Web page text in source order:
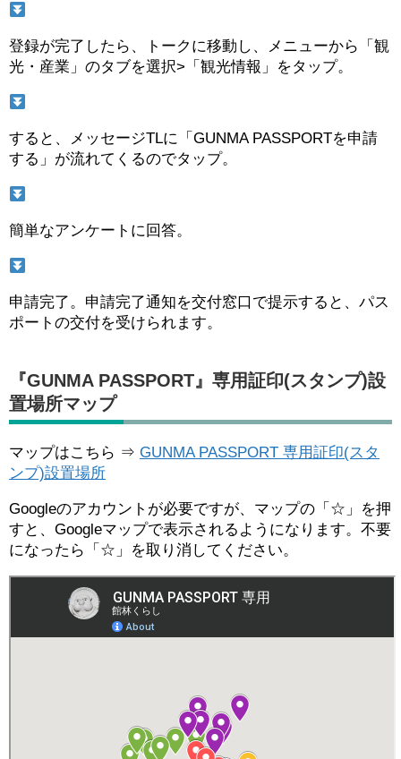
登録が完了したら、トークに移動し、メニューから「観
光・産業」のタブを選択>「観光情報」をタップ。
すると、メッセージTLに「GUNMA PASSPORTを申請
する」が流れてくるのでタップ。
簡単なアンケートに回答。
申請完了。申請完了通知を交付窓口で提示すると、パス
ポートの交付を受けられます。
『GUNMA PASSPORT』専用証印(スタンプ)設
置場所マップ
マップはこちら ⇒ GUNMA PASSPORT 専用証印(スタ
ンプ)設置場所
Googleのアカウントが必要ですが、マップの「☆」を押
すと、Googleマップで表示されるようになります。不要
になったら「☆」を取り消してください。